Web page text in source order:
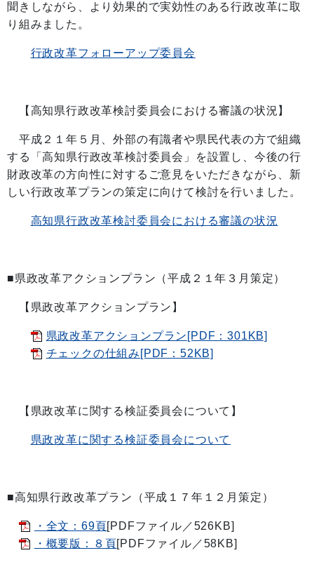
聞きしながら、より効果的で実効性のある行政改革に取
り組みました。
行政改革フォローアップ委員会
【高知県行政改革検討委員会における審議の状況】
平成２１年５月、外部の有識者や県民代表の方で組織
する「高知県行政改革検討委員会」を設置し、今後の行
財政改革の方向性に対するご意見をいただきながら、新
しい行政改革プランの策定に向けて検討を行いました。
高知県行政改革検討委員会における審議の状況
■県政改革アクションプラン（平成２１年３月策定）
【県政改革アクションプラン】
県政改革アクションプラン[PDF：301KB]
チェックの仕組み[PDF：52KB]
【県政改革に関する検証委員会について】
県政改革に関する検証委員会について
■高知県行政改革プラン（平成１７年１２月策定）
・全文：69頁[PDFファイル／526KB]
・概要版：８頁[PDFファイル／58KB]